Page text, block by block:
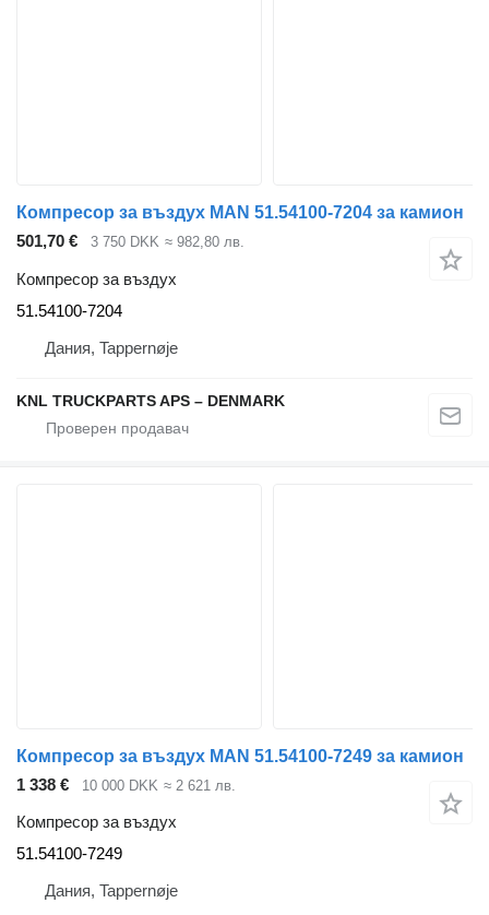
Компресор за въздух MAN 51.54100-7204 за камион
501,70 €
3 750 DKK ≈ 982,80 лв.
Компресор за въздух
51.54100-7204
Дания, Tappernøje
KNL TRUCKPARTS APS – DENMARK
Компресор за въздух MAN 51.54100-7249 за камион
1 338 €
10 000 DKK ≈ 2 621 лв.
Компресор за въздух
51.54100-7249
Дания, Tappernøje